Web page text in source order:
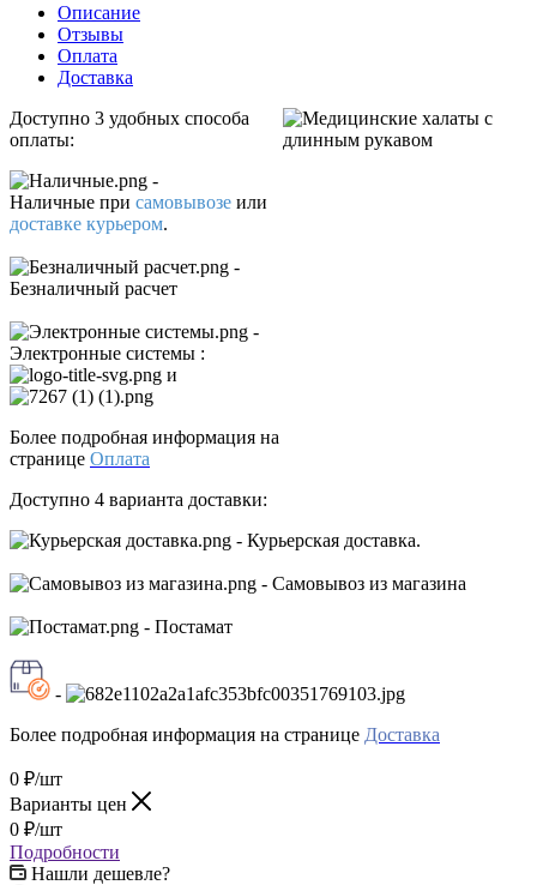
Описание
Отзывы
Оплата
Доставка
Доступно 3 удобных способа
оплаты:
-
Наличные при самовывозе или
доставке курьером.
-
Безналичный расчет
-
Электронные системы :
и
Более подробная информация на
странице Оплата
Доступно 4 варианта доставки:
- Курьерская доставка.
- Самовывоз из магазина
- Постамат
-
Более подробная информация на странице Доставка
0 ₽/шт
Варианты цен
0 ₽/шт
Подробности
Нашли дешевле?